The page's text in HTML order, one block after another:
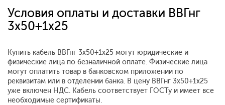
Условия оплаты и доставки ВВГнг
3х50+1х25
Купить кабель ВВГнг 3х50+1х25 могут юридические и
физические лица по безналичной оплате. Физические лица
могут оплатить товар в банковском приложении по
реквизитам или в отделении банка. В цену ВВГнг 3х50+1х25
уже включен НДС. Кабель соответствует ГОСТу и имеет все
необходимые сертификаты.